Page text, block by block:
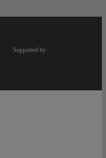
Supported by: